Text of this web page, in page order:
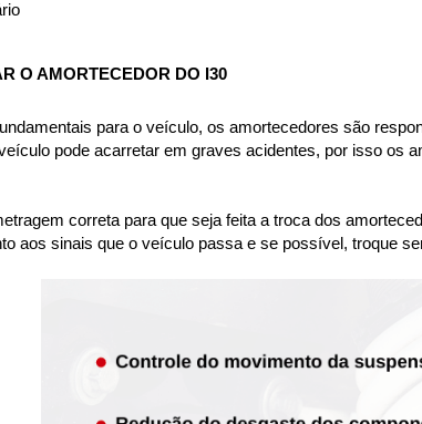
O AMORTECEDOR DO I30
para o veículo, os amortecedores são
pode acarretar em graves acidentes, por isso os
correta para que seja feita a troca dos
aos sinais que o veículo passa e se possível, troque